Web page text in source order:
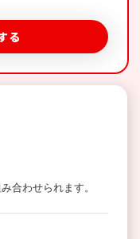
る
合わせられます。